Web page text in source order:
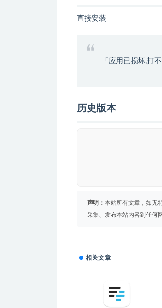
直接安装
「应用已损坏,打
历史版本
声明： 本站所有文章，如无
采集、发布本站内容到任何
相关文章